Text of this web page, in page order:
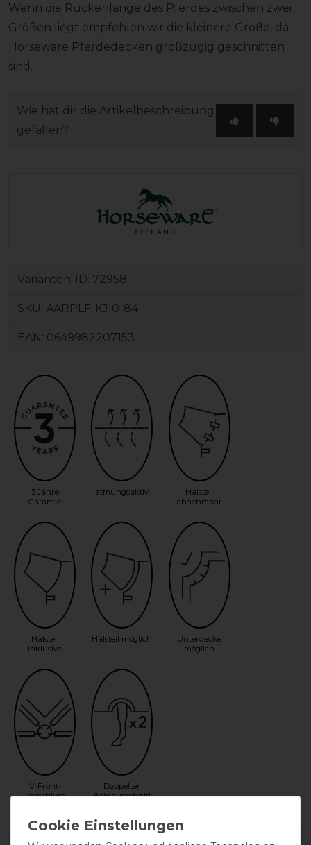
Wenn die Rückenlänge des Pferdes zwischen zwei
Größen liegt empfehlen wir die kleinere Größe, da
Horseware Pferdedecken großzügig geschnitten
sind.
Wie hat dir die Artikelbeschreibung
gefallen?
Varianten-ID: 72958
SKU: AARPLF-KJI0-84
EAN: 0649982207153
3 Jahre
Garantie
atmungsaktiv
Halsteil
abnehmbar
Halsteil
inklusive
Halsteil möglich
Unterdecke
möglich
V-Front-
Verschluss
Doppelter
Beinausschnitt